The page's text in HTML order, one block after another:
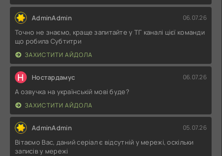
AdminAdmin 06.07.26
Точно не знаємо, краще запитайте у ТГ каналі цієї команди
що робила Субтитри
ЗАХИСТИТИ АЙДОЛА
Н Ностардамус 06.07.26
А озвучка на українській мові буде?
ЗАХИСТИТИ АЙДОЛА
AdminAdmin 05.07.26
Вітаємо Вас, даний серіал є відсутній у мережі, оскільки
записів у мережі